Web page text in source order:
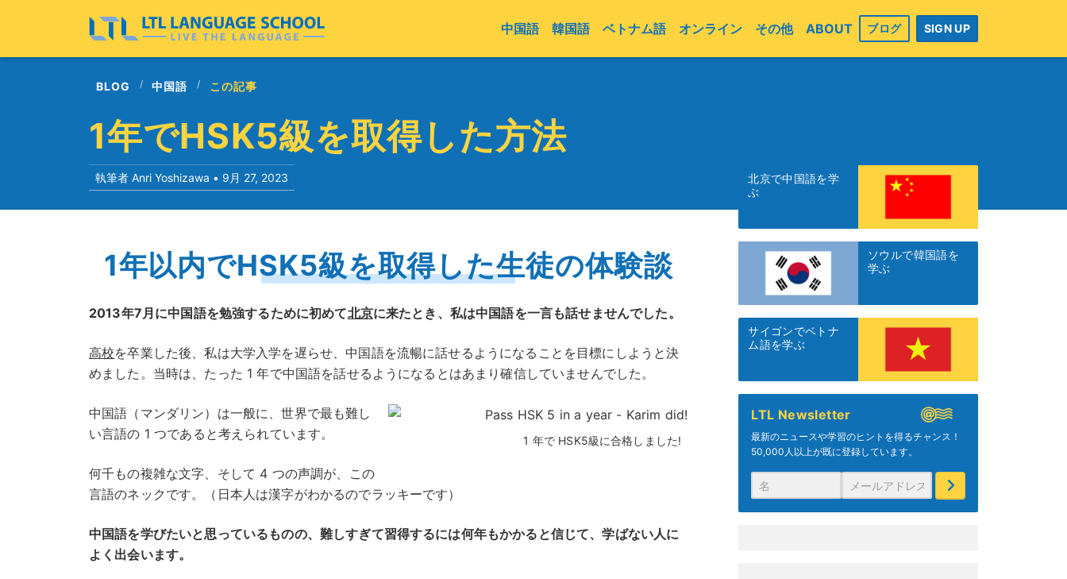
中国語 韓国語 ベトナム語 オンライン その他 ABOUT ブログ SIGN UP
BLOG 中国語 この記事
1年でHSK5級を取得した方法
執筆者 Anri Yoshizawa • 9月 27, 2023
北京で中国語を学
ぶ
ソウルで韓国語を
学ぶ
サイゴンでベトナ
ム語を学ぶ
LTL Newsletter
最新のニュースや学習のヒントを得るチャンス！
50,000人以上が既に登録しています。
1年以内でHSK5級を取得した生徒の体験談
2013年7月に中国語を勉強するために初めて北京に来たとき、私は中国語を一言も話せませんでした。
高校を卒業した後、私は大学入学を遅らせ、中国語を流暢に話せるようになることを目標にしようと決
めました。当時は、たった 1 年で中国語を話せるようになるとはあまり確信していませんでした。
1 年で HSK5級に合格しました!
中国語（マンダリン）は一般に、世界で最も難し
い言語の 1 つであると考えられています。
何千もの複雑な文字、そして 4 つの声調が、この
言語のネックです。（日本人は漢字がわかるのでラッキーです）
中国語を学びたいと思っているものの、難しすぎて習得するには何年もかかると信じて、学ばない人に
よく出会います。